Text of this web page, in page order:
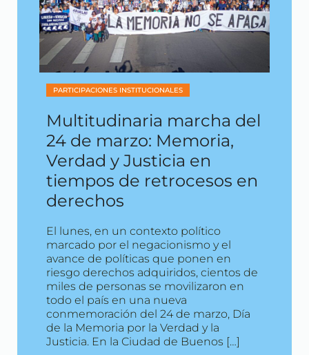
PARTICIPACIONES INSTITUCIONALES
Multitudinaria marcha del
24 de marzo: Memoria,
Verdad y Justicia en
tiempos de retrocesos en
derechos
El lunes, en un contexto político
marcado por el negacionismo y el
avance de políticas que ponen en
riesgo derechos adquiridos, cientos de
miles de personas se movilizaron en
todo el país en una nueva
conmemoración del 24 de marzo, Día
de la Memoria por la Verdad y la
Justicia. En la Ciudad de Buenos […]